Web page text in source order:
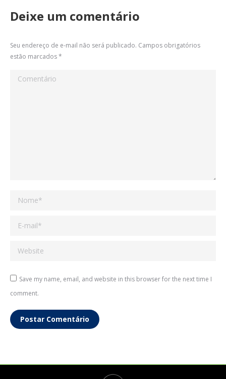
Deixe um comentário
Seu endereço de e-mail não será publicado. Campos obrigatórios
estão marcados*
Comentário
Nome *
E-mail *
Website
Save my name, email, and website in this browser for the next time I
comment.
Postar Comentário